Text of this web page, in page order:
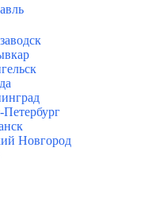
Петербург
Новгород